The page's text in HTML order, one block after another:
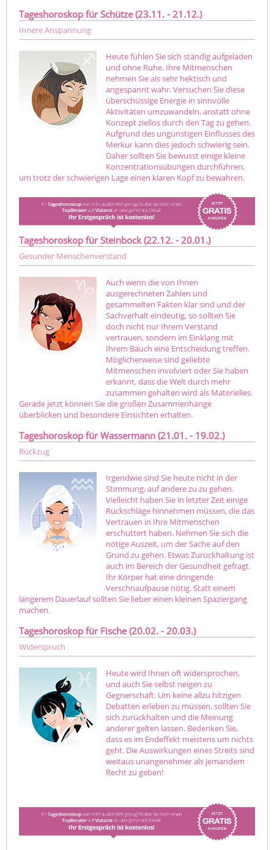
Tageshoroskop für Schütze (23.11. - 21.12.)
Innere Anspannung
Heute fühlen Sie sich ständig aufgeladen
und ohne Ruhe. Ihre Mitmenschen
nehmen Sie als sehr hektisch und
angespannt wahr. Versuchen Sie diese
überschüssige Energie in sinnvolle
Aktivitäten umzuwandeln, anstatt ohne
Konzept ziellos durch den Tag zu gehen.
Aufgrund des ungünstigen Einflusses des
Merkur kann dies jedoch schwierig sein.
Daher sollten Sie bewusst einige kleine
Konzentrationsübungen durchführen,
um trotz der schwierigen Lage einen klaren Kopf zu bewahren.
Tageshoroskop für Steinbock (22.12. - 20.01.)
Gesunder Menschenverstand
Auch wenn die von Ihnen
ausgerechneten Zahlen und
gesammelten Fakten klar sind und der
Sachverhalt eindeutig, so sollten Sie
doch nicht nur Ihrem Verstand
vertrauen, sondern im Einklang mit
Ihrem Bauch eine Entscheidung treffen.
Möglicherweise sind geliebte
Mitmenschen involviert oder Sie haben
erkannt, dass die Welt durch mehr
zusammen gehalten wird als Materielles.
Gerade jetzt können Sie die großen Zusammenhänge
überblicken und besondere Einsichten erhalten.
Tageshoroskop für Wassermann (21.01. - 19.02.)
Rückzug
Irgendwie sind Sie heute nicht in der
Stimmung, auf andere zu zu gehen.
Vielleicht haben Sie in letzter Zeit einige
Rückschläge hinnehmen müssen, die das
Vertrauen in Ihre Mitmenschen
erschüttert haben. Nehmen Sie sich die
nötige Auszeit, um der Sache auf den
Grund zu gehen. Etwas Zurückhaltung ist
auch im Bereich der Gesundheit gefragt.
Ihr Körper hat eine dringende
Verschnaufpause nötig. Statt einem
längerem Dauerlauf sollten Sie lieber einen kleinen Spaziergang
machen.
Tageshoroskop für Fische (20.02. - 20.03.)
Widerspruch
Heute wird Ihnen oft widersprochen,
und auch Sie selbst neigen zu
Gegnerschaft. Um keine allzu hitzigen
Debatten erleben zu müssen, sollten Sie
sich zurückhalten und die Meinung
anderer gelten lassen. Bedenken Sie,
dass es im Endeffekt meistens um nichts
geht. Die Auswirkungen eines Streits sind
weitaus unangenehmer als jemandem
Recht zu geben!